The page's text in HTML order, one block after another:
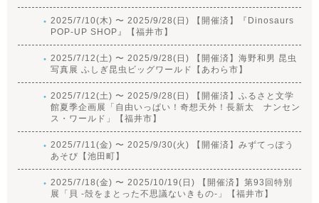
2025/7/10(木) 〜 2025/9/28(日) 【開催済】『Dinosaurs
POP-UP SHOP』【福井市】
2025/7/12(土) 〜 2025/9/28(日) 【開催済】海野和男 昆虫
写真展 ふしぎ昆虫ビッグワールド【あわら市】
2025/7/12(土) 〜 2025/9/28(日) 【開催済】ふるさと文学
館夏季企画展「自由いっぱい！奇想天外！長新太 ナンセン
ス・ワールド」【福井市】
2025/7/11(金) 〜 2025/9/30(火) 【開催済】みずてっぽう
あそび【池田町】
2025/7/18(金) 〜 2025/10/19(日) 【開催済】第93回特別
展「貝 -殻をまとった不思議ないきもの-」【福井市】